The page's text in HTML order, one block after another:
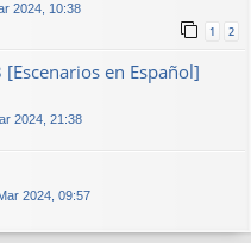
2024, 10:38
1 2
[Escenarios en Español]
2024, 21:38
2024, 09:57